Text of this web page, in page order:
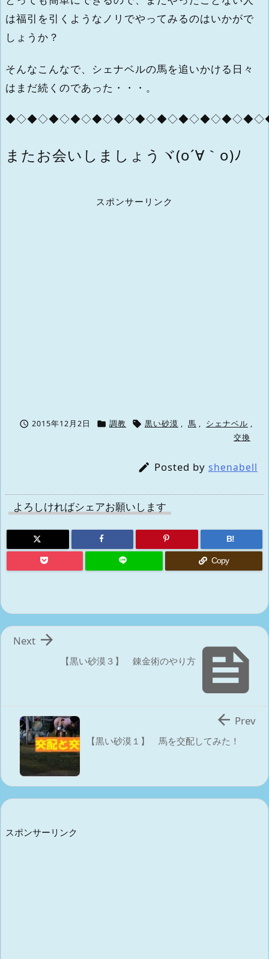
は福引を引くようなノリでやってみるのはいかがで
しょうか？
そんなこんなで、シェナベルの馬を追いかける日々
はまだ続くのであった・・・。
またお会いしましょうヾ(o´∀｀o)ﾉ
スポンサーリンク
 2015年12月2日  調教  黒い砂漠 , 馬 , シェナベル ,
交換
 Posted by shenabell
よろしければシェアお願いします
B!
Copy

【黒い砂漠３】 錬金術のやり方

Next
【黒い砂漠１】 馬を交配してみた！
 Prev
スポンサーリンク